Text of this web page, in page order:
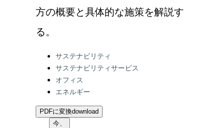
方の概要と具体的な施策を解説す
る。
Categories:サステナビリティ
サステナビリティサービス
オフィス
エネルギー
PDFに変換download
今、